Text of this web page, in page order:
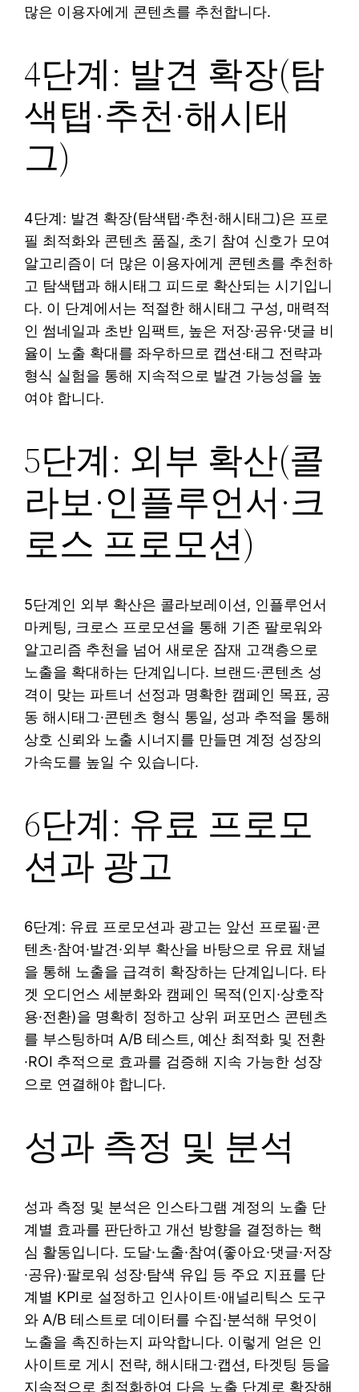
많은 이용자에게 콘텐츠를 추천합니다.
4단계: 발견 확장(탐
색탭·추천·해시태
그)
4단계: 발견 확장(탐색탭·추천·해시태그)은 프로
필 최적화와 콘텐츠 품질, 초기 참여 신호가 모여
알고리즘이 더 많은 이용자에게 콘텐츠를 추천하
고 탐색탭과 해시태그 피드로 확산되는 시기입니
다. 이 단계에서는 적절한 해시태그 구성, 매력적
인 썸네일과 초반 임팩트, 높은 저장·공유·댓글 비
율이 노출 확대를 좌우하므로 캡션·태그 전략과
형식 실험을 통해 지속적으로 발견 가능성을 높
여야 합니다.
5단계: 외부 확산(콜
라보·인플루언서·크
로스 프로모션)
5단계인 외부 확산은 콜라보레이션, 인플루언서
마케팅, 크로스 프로모션을 통해 기존 팔로워와
알고리즘 추천을 넘어 새로운 잠재 고객층으로
노출을 확대하는 단계입니다. 브랜드·콘텐츠 성
격이 맞는 파트너 선정과 명확한 캠페인 목표, 공
동 해시태그·콘텐츠 형식 통일, 성과 추적을 통해
상호 신뢰와 노출 시너지를 만들면 계정 성장의
가속도를 높일 수 있습니다.
6단계: 유료 프로모
션과 광고
6단계: 유료 프로모션과 광고는 앞선 프로필·콘
텐츠·참여·발견·외부 확산을 바탕으로 유료 채널
을 통해 노출을 급격히 확장하는 단계입니다. 타
겟 오디언스 세분화와 캠페인 목적(인지·상호작
용·전환)을 명확히 정하고 상위 퍼포먼스 콘텐츠
를 부스팅하며 A/B 테스트, 예산 최적화 및 전환
·ROI 추적으로 효과를 검증해 지속 가능한 성장
으로 연결해야 합니다.
성과 측정 및 분석
성과 측정 및 분석은 인스타그램 계정의 노출 단
계별 효과를 판단하고 개선 방향을 결정하는 핵
심 활동입니다. 도달·노출·참여(좋아요·댓글·저장
·공유)·팔로워 성장·탐색 유입 등 주요 지표를 단
계별 KPI로 설정하고 인사이트·애널리틱스 도구
와 A/B 테스트로 데이터를 수집·분석해 무엇이
노출을 촉진하는지 파악합니다. 이렇게 얻은 인
사이트로 게시 전략, 해시태그·캡션, 타겟팅 등을
지속적으로 최적화하여 다음 노출 단계로 확장해